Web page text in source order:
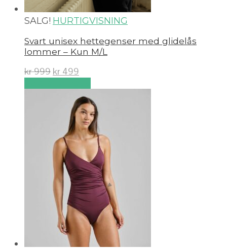
SALG! HURTIGVISNING
Svart unisex hettegenser med glidelås
lommer – Kun M/L
kr999 kr 499